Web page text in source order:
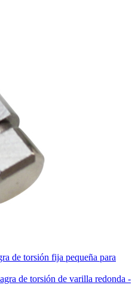
de torsión fija pequeña para
de torsión de varilla redonda -